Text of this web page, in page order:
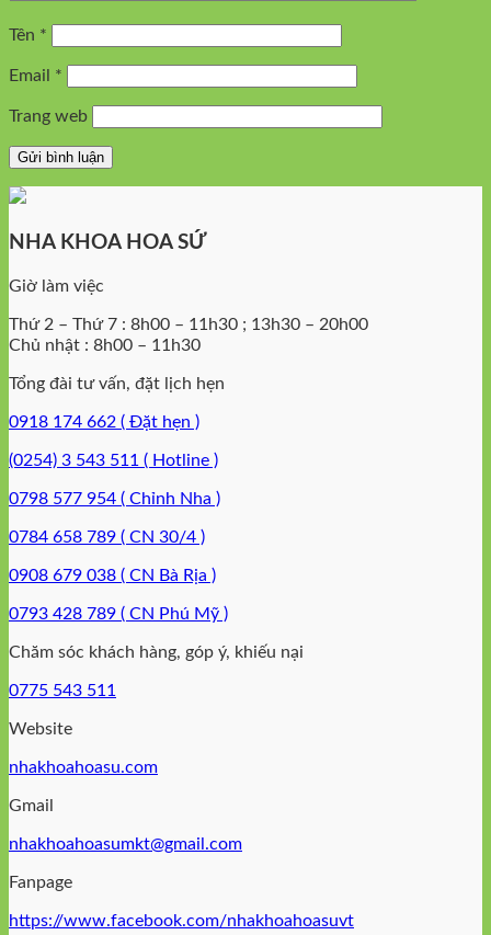
Tên *
Email *
Trang web
NHA KHOA HOA SỨ
Giờ làm việc
Thứ 2 – Thứ 7 : 8h00 – 11h30 ; 13h30 – 20h00
Chủ nhật : 8h00 – 11h30
Tổng đài tư vấn, đặt lịch hẹn
0918 174 662 ( Đặt hẹn )
(0254) 3 543 511 ( Hotline )
0798 577 954 ( Chỉnh Nha )
0784 658 789 ( CN 30/4 )
0908 679 038 ( CN Bà Rịa )
0793 428 789 ( CN Phú Mỹ )
Chăm sóc khách hàng, góp ý, khiếu nại
0775 543 511
Website
nhakhoahoasu.com
Gmail
nhakhoahoasumkt@gmail.com
Fanpage
https://www.facebook.com/nhakhoahoasuvt